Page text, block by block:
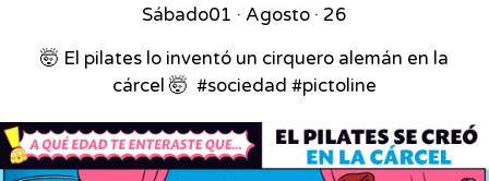
Sábado01 · Agosto · 26
🤯 El pilates lo inventó un cirquero alemán en la
cárcel 🤯⁣ ⁣ #sociedad #pictoline